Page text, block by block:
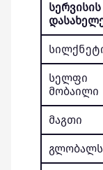
სერვისის
სელფი
მობაილი
მაგთი